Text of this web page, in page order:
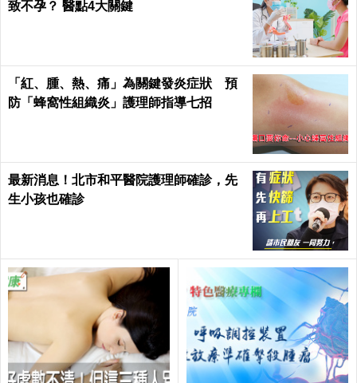
致不孕？ 醫點4大關鍵
「紅、腫、熱、痛」為關鍵發炎症狀 預
防「蜂窩性組織炎」護理師指導七招
最新消息！北市和平醫院護理師確診，先
生小孩也確診